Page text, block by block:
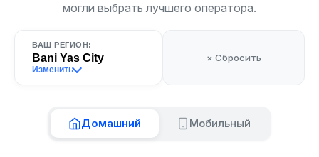
могли выбрать лучшего оператора.
ВАШ РЕГИОН:
Bani Yas City
Изменить
× Сбросить
Домашний Мобильный